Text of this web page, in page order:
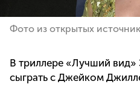
Фото из открытых
В триллере «Лучший вид»
сыграть с Джейком